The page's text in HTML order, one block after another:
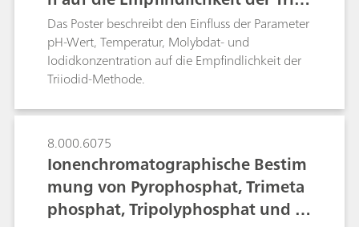
didmethode für die Bestimmung
von Bromat (EPA 326)
Das Poster beschreibt den Einfluss der Parameter
pH-Wert, Temperatur, Molybdat- und
Iodidkonzentration auf die Empfindlichkeit der
Triiodid-Methode.
8.000.6075
Ionenchromatographische Bestim
mung von Pyrophosphat, Trimeta
phosphat, Tripolyphosphat und St